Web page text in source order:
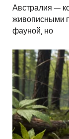
Австралия —
живописными
фауной, но